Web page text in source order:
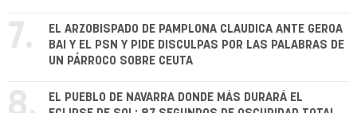
7.
EL ARZOBISPADO DE PAMPLONA CLAUDICA ANTE GEROA
BAI Y EL PSN Y PIDE DISCULPAS POR LAS PALABRAS DE
UN PÁRROCO SOBRE CEUTA
EL PUEBLO DE NAVARRA DONDE MÁS DURARÁ EL